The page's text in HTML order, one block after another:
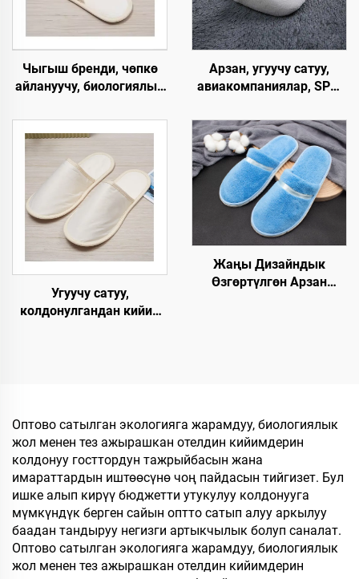
Чыгыш бренди, чөпкө
айлануучу, биологиялык
мейманхана жана SPA
панчыгы, жабык баштуу,
кагаздан түзүлгөн табан,
колдонулгандан кийин
чөпкө айлануучу,
авиакомпаниялар үчүн
панчык
Арзан, угуучу сатуу,
авиакомпаниялар, SPA,
үчүн, колдонулгандан
кийин чөпкө айлануучу,
жумшак, ыңгайлуу
панчык, мейманхана
бөлмөлөрү үчүн
Угуучу сатуу,
колдонулгандан кийин
Жаңы Дизайндык
Өзгөртүлгөн Арзан
Оптово сатылган экологияга жарамдуу, биологиялык
жол менен тез ажырашкан отелдин кийимдерин
колдонуу госттордун тажрыйбасын жана
имараттардын иштөөсүнө чоң пайдасын тийгизет. Бул
ишке алып кирүү бюджетти утукулуу колдонууга
мүмкүндүк берген сайын оптто сатып алуу аркылуу
баадан тандыруу негизги артыкчылык болуп саналат.
Оптово сатылган экологияга жарамдуу, биологиялык
жол менен тез ажырашкан отелдин кийимдерин